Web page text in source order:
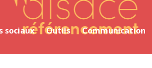
sociaux Outils Communication